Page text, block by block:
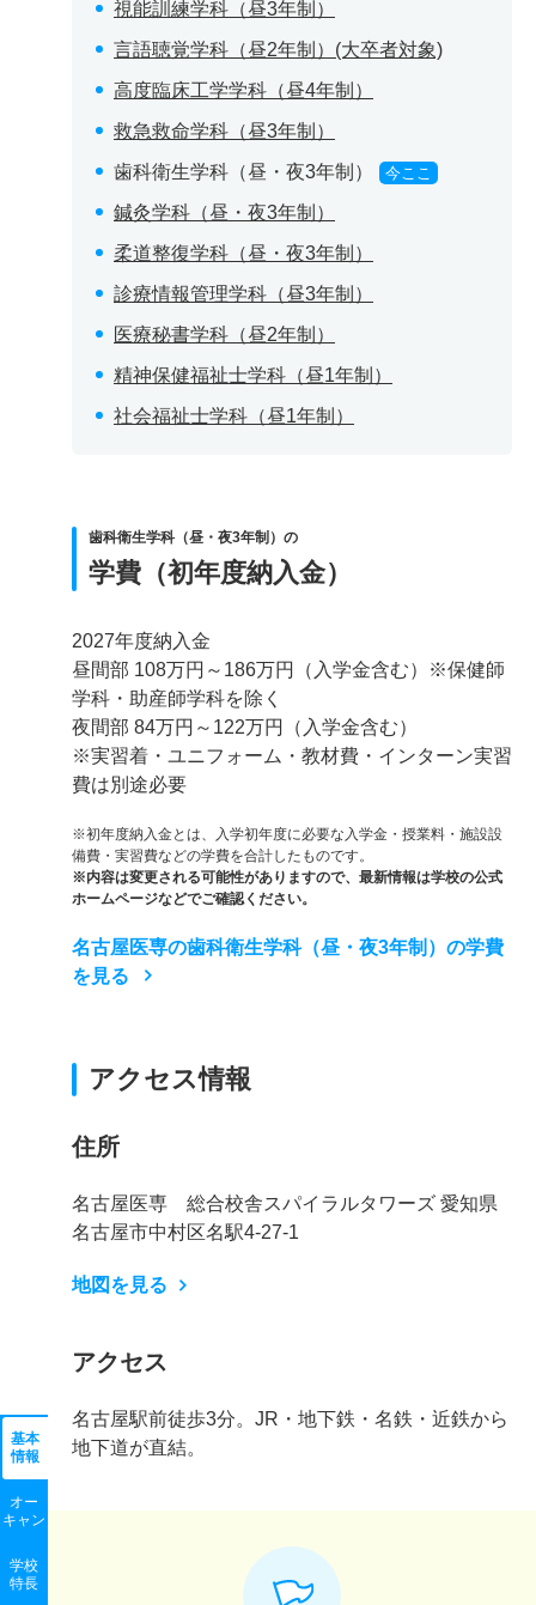
基本
情報
オー
キャン
学校
特長
視能訓練学科（昼3年制）
言語聴覚学科（昼2年制）(大卒者対象)
高度臨床工学学科（昼4年制）
救急救命学科（昼3年制）
歯科衛生学科（昼・夜3年制）
今ここ
鍼灸学科（昼・夜3年制）
柔道整復学科（昼・夜3年制）
診療情報管理学科（昼3年制）
医療秘書学科（昼2年制）
精神保健福祉士学科（昼1年制）
社会福祉士学科（昼1年制）
歯科衛生学科（昼・夜3年制）の
学費（初年度納入金）
2027年度納入金
昼間部 108万円～186万円（入学金含む）※保健師
学科・助産師学科を除く
夜間部 84万円～122万円（入学金含む）
※実習着・ユニフォーム・教材費・インターン実習
費は別途必要
※初年度納入金とは、入学初年度に必要な入学金・授業料・施設設
備費・実習費などの学費を合計したものです。
※内容は変更される可能性がありますので、最新情報は学校の公式
ホームページなどでご確認ください。
名古屋医専の歯科衛生学科（昼・夜3年制）の学費
を見る
アクセス情報
住所
名古屋医専 総合校舎スパイラルタワーズ 愛知県
名古屋市中村区名駅4-27-1
地図を見る
アクセス
名古屋駅前徒歩3分。JR・地下鉄・名鉄・近鉄から
地下道が直結。